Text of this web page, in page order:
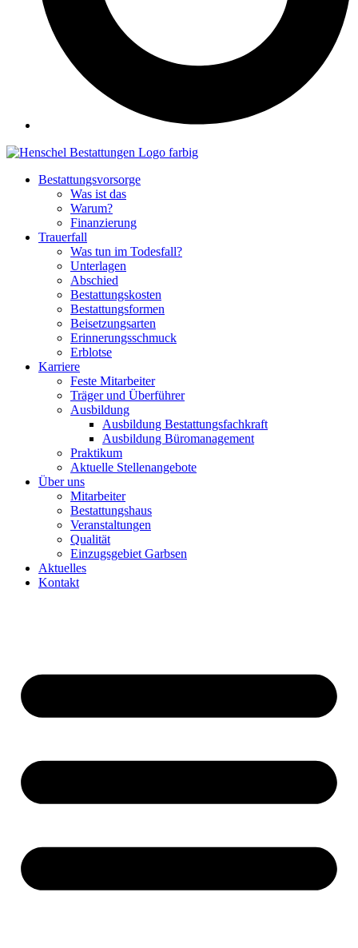
Bestattungsvorsorge
Was ist das
Warum?
Finanzierung
Trauerfall
Was tun im Todesfall?
Unterlagen
Abschied
Bestattungskosten
Bestattungsformen
Beisetzungsarten
Erinnerungsschmuck
Erblotse
Karriere
Feste Mitarbeiter
Träger und Überführer
Ausbildung
Ausbildung Bestattungsfachkraft
Ausbildung Büromanagement
Praktikum
Aktuelle Stellenangebote
Über uns
Mitarbeiter
Bestattungshaus
Veranstaltungen
Qualität
Einzugsgebiet Garbsen
Aktuelles
Kontakt